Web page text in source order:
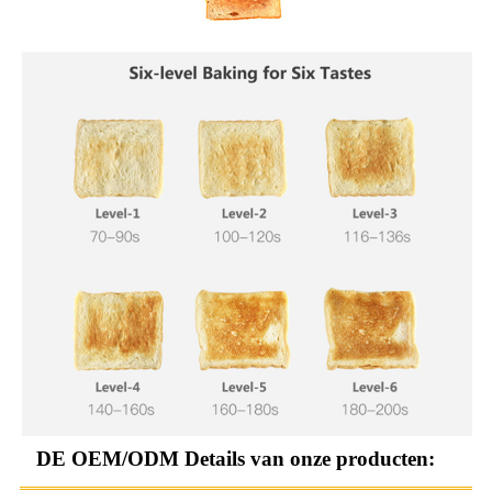
DE OEM/ODM Details van onze producten: